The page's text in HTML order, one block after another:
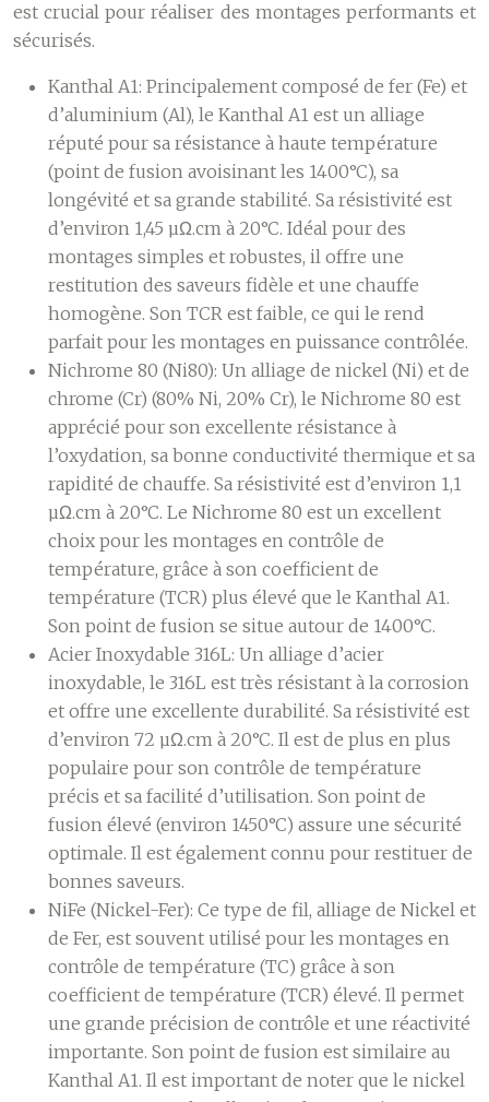
est crucial pour réaliser des montages performants et
sécurisés.
Kanthal A1: Principalement composé de fer (Fe) et
d’aluminium (Al), le Kanthal A1 est un alliage
réputé pour sa résistance à haute température
(point de fusion avoisinant les 1400°C), sa
longévité et sa grande stabilité. Sa résistivité est
d’environ 1,45 µΩ.cm à 20°C. Idéal pour des
montages simples et robustes, il offre une
restitution des saveurs fidèle et une chauffe
homogène. Son TCR est faible, ce qui le rend
parfait pour les montages en puissance contrôlée.
Nichrome 80 (Ni80): Un alliage de nickel (Ni) et de
chrome (Cr) (80% Ni, 20% Cr), le Nichrome 80 est
apprécié pour son excellente résistance à
l’oxydation, sa bonne conductivité thermique et sa
rapidité de chauffe. Sa résistivité est d’environ 1,1
µΩ.cm à 20°C. Le Nichrome 80 est un excellent
choix pour les montages en contrôle de
température, grâce à son coefficient de
température (TCR) plus élevé que le Kanthal A1.
Son point de fusion se situe autour de 1400°C.
Acier Inoxydable 316L: Un alliage d’acier
inoxydable, le 316L est très résistant à la corrosion
et offre une excellente durabilité. Sa résistivité est
d’environ 72 µΩ.cm à 20°C. Il est de plus en plus
populaire pour son contrôle de température
précis et sa facilité d’utilisation. Son point de
fusion élevé (environ 1450°C) assure une sécurité
optimale. Il est également connu pour restituer de
bonnes saveurs.
NiFe (Nickel-Fer): Ce type de fil, alliage de Nickel et
de Fer, est souvent utilisé pour les montages en
contrôle de température (TC) grâce à son
coefficient de température (TCR) élevé. Il permet
une grande précision de contrôle et une réactivité
importante. Son point de fusion est similaire au
Kanthal A1. Il est important de noter que le nickel